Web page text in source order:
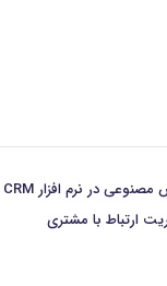
ارتباط با مشتری